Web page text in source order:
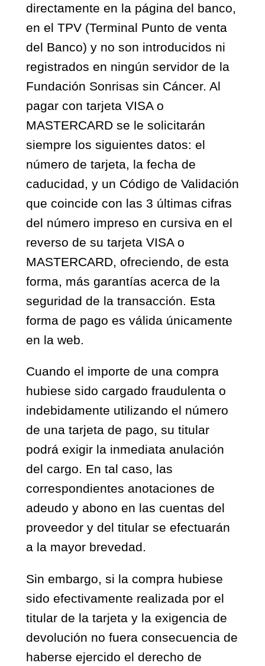
directamente en la página del banco,
en el TPV (Terminal Punto de venta
del Banco) y no son introducidos ni
registrados en ningún servidor de la
Fundación Sonrisas sin Cáncer. Al
pagar con tarjeta VISA o
MASTERCARD se le solicitarán
siempre los siguientes datos: el
número de tarjeta, la fecha de
caducidad, y un Código de Validación
que coincide con las 3 últimas cifras
del número impreso en cursiva en el
reverso de su tarjeta VISA o
MASTERCARD, ofreciendo, de esta
forma, más garantías acerca de la
seguridad de la transacción. Esta
forma de pago es válida únicamente
en la web.
Cuando el importe de una compra
hubiese sido cargado fraudulenta o
indebidamente utilizando el número
de una tarjeta de pago, su titular
podrá exigir la inmediata anulación
del cargo. En tal caso, las
correspondientes anotaciones de
adeudo y abono en las cuentas del
proveedor y del titular se efectuarán
a la mayor brevedad.
Sin embargo, si la compra hubiese
sido efectivamente realizada por el
titular de la tarjeta y la exigencia de
devolución no fuera consecuencia de
haberse ejercido el derecho de